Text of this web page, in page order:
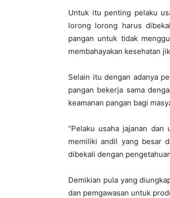
Untuk itu penting pelaku
lorong lorong harus
pangan untuk tidak
membahayakan kesehatan
Selain itu dengan adanya
pangan bekerja sama
keamanan pangan bagi
“Pelaku usaha jajanan dan
memiliki andil yang besar
dibekali dengan
Demikian pula yang
dan pemgawasan untuk